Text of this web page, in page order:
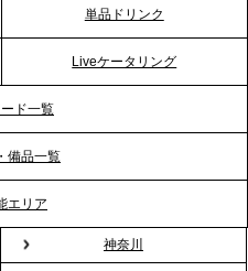
ータリングのセカンド
。神奈川エリアのサー
高い「場づくり」をサ
「1DISH」の花見オー
単品ドリンク
Liveケータリング
ド一覧
備品一覧
エリア
神奈川